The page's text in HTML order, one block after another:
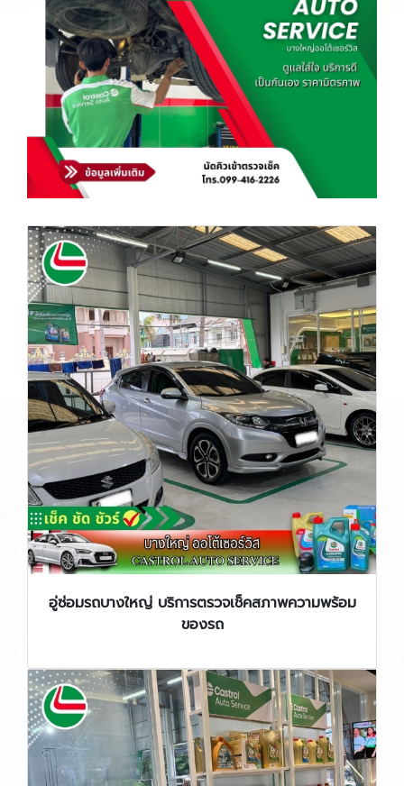
อู่ซ่อมรถบางใหญ่ บริการตรวจเช็คสภาพความพร้อม
ของรถ